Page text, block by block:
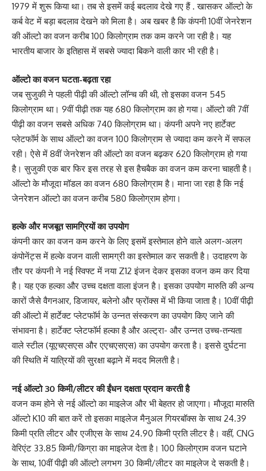
1979 में शुरू किया था। तब से इसमें कई बदलाव देखे गए हैं . खासकर ऑल्टो के
कर्ब वेट में बड़ा बदलाव देखने को मिला है। अब खबर है कि कंपनी 10वीं जेनरेशन
की ऑल्टो का वजन करीब 100 किलोग्राम तक कम करने जा रही है। यह
भारतीय बाजार के इतिहास में सबसे ज्यादा बिकने वाली कार भी रही है।
ऑल्टो का वजन घटता-बढ़ता रहा
जब सुजुकी ने पहली पीढ़ी की ऑल्टो लॉन्च की थी, तो इसका वजन 545
किलोग्राम था। 9वीं पीढ़ी तक यह 680 किलोग्राम का हो गया। ऑल्टो की 7वीं
पीढ़ी का वजन सबसे अधिक 740 किलोग्राम था। कंपनी अपने नए हार्टेक्ट
प्लेटफॉर्म के साथ ऑल्टो का वजन 100 किलोग्राम से ज्यादा कम करने में सफल
रही। ऐसे में 8वीं जेनरेशन की ऑल्टो का वजन बढ़कर 620 किलोग्राम हो गया
है। सुजुकी एक बार फिर इस तरह से इस हैचबैक का वजन कम करना चाहती है।
ऑल्टो के मौजूदा मॉडल का वजन 680 किलोग्राम है। माना जा रहा है कि नई
जेनरेशन ऑल्टो का वजन करीब 580 किलोग्राम होगा।
हल्के और मजबूत सामग्रियों का उपयोग
कंपनी कार का वजन कम करने के लिए इसमें इस्तेमाल होने वाले अलग-अलग
कंपोनेंट्स में हल्के वजन वाली सामग्री का इस्तेमाल कर सकती है। उदाहरण के
तौर पर कंपनी ने नई स्विफ्ट में नया Z12 इंजन देकर इसका वजन कम कर दिया
है। यह एक हल्का और उच्च दक्षता वाला इंजन है। इसका उपयोग मारुति की अन्य
कारों जैसे वैगनआर, डिजायर, बलेनो और फ्रोंक्स में भी किया जाता है। 10वीं पीढ़ी
की ऑल्टो में हार्टेक्ट प्लेटफॉर्म के उन्नत संस्करण का उपयोग किए जाने की
संभावना है। हार्टेक्ट प्लेटफॉर्म हल्का है और अल्ट्रा- और उन्नत उच्च-तन्यता
वाले स्टील (यूएचएसएस और एएचएसएस) का उपयोग करता है। इससे दुर्घटना
की स्थिति में यात्रियों की सुरक्षा बढ़ाने में मदद मिलती है।
नई ऑल्टो 30 किमी/लीटर की ईंधन दक्षता प्रदान करती है
वजन कम होने से नई ऑल्टो का माइलेज और भी बेहतर हो जाएगा। मौजूदा मारुति
ऑल्टो K10 की बात करें तो इसका माइलेज मैनुअल गियरबॉक्स के साथ 24.39
किमी प्रति लीटर और एजीएस के साथ 24.90 किमी प्रति लीटर है। वहीं, CNG
वेरिएंट 33.85 किमी/किग्रा का माइलेज देता है। 100 किलोग्राम वजन घटाने
के साथ, 10वीं पीढ़ी की ऑल्टो लगभग 30 किमी/लीटर का माइलेज दे सकती है।